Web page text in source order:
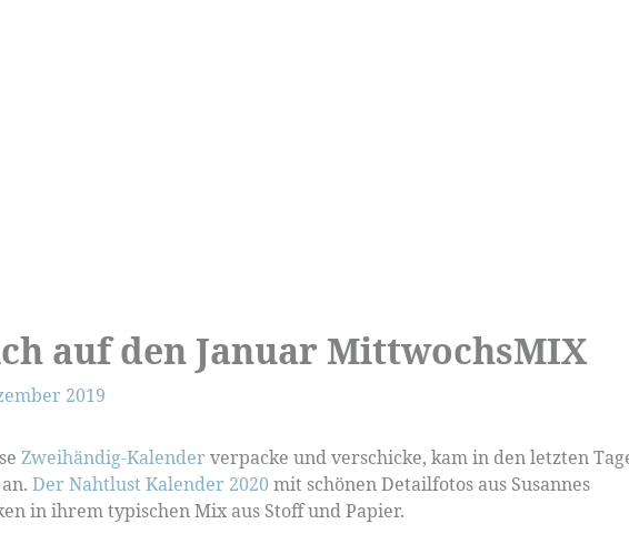
auf den Januar MittwochsMIX
2019
Zweihändig-Kalender verpacke und verschicke, kam in den letzten
Der Nahtlust Kalender 2020 mit schönen Detailfotos aus Susannes
in ihrem typischen Mix aus Stoff und Papier.